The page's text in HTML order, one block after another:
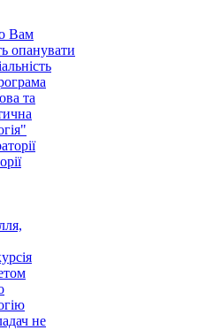
Вам
опанувати
та
не